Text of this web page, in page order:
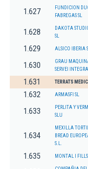
1.627
FUNDICION
FABREGAS SL
1.628
DAKOTA
SL
1.629 ALSICO IBERIA
1.630
GRAU
SERVEI
1.631 TERRATS
1.632 ARMASFI SL
1.633
PERLITA Y
SLU
1.634
MEXILLA
BREAD
S.L.
1.635 MONTAL I FILLS